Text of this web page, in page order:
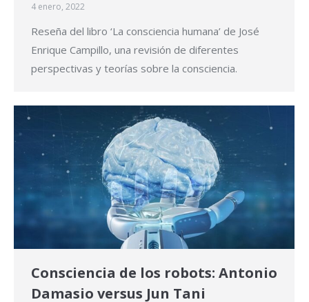
4 enero, 2022
Reseña del libro ‘La consciencia humana’ de José
Enrique Campillo, una revisión de diferentes
perspectivas y teorías sobre la consciencia.
Consciencia de los robots: Antonio
Damasio versus Jun Tani